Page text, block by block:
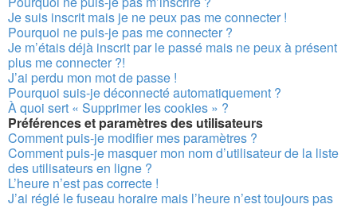
Je suis inscrit mais je ne peux pas me connecter !
Pourquoi ne puis-je pas me connecter ?
Je m’étais déjà inscrit par le passé mais ne peux à présent
plus me connecter ?!
J’ai perdu mon mot de passe !
Pourquoi suis-je déconnecté automatiquement ?
À quoi sert « Supprimer les cookies » ?
Préférences et paramètres des utilisateurs
Comment puis-je modifier mes paramètres ?
Comment puis-je masquer mon nom d’utilisateur de la liste
des utilisateurs en ligne ?
L’heure n’est pas correcte !
J’ai réglé le fuseau horaire mais l’heure n’est toujours pas